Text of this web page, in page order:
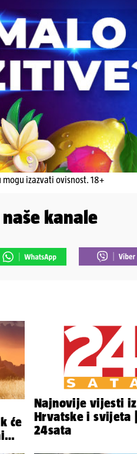
mogu izazvati ovisnost. 18+
kanale
će
Najnovije vijesti iz
Hrvatske i svijeta |
24sata